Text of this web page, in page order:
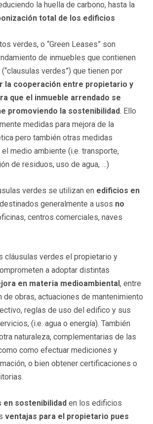
la huella de carbono, hasta la
total de los edificios
verdes, o “Green Leases” son
de inmuebles que contienen
verdes”) que tienen por
la cooperación entre propietario y
que el inmueble arrendado se
promoviendo la sostenibilidad. Ello
medidas para mejora de la
pero también otras medidas
medio ambiente (i.e. transporte,
de residuos, uso de agua, …)
verdes se utilizan en edificios en
destinados generalmente a usos no
centros comerciales, naves
cláusulas verdes el propietario y
a adoptar distintas
en materia medioambiental, entre
de obras, actuaciones de mantenimiento
reglas de uso del edifico y sus
(i.e. agua o energía). También
naturaleza, complementarias de las
como efectuar mediciones y
o bien obtener certificaciones o
en sostenibilidad en los edificios
ventajas para el propietario pues